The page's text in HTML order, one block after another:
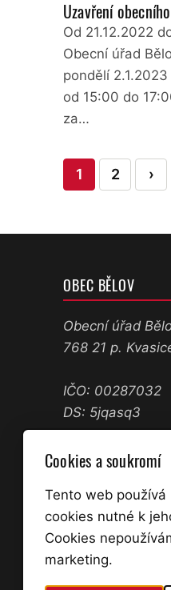
Uzavření
Od 21.12.2022
Obecní úřad
pondělí
od 15:00 do
za…
Stránkování
1 2 ›
OBEC BĚLOV
Obecní úřad
768 21 p.
IČO: 00287032
DS: 5jqasq3
602 645 361
ucetni@belov.cz
Úřední hodiny:
Po a St 14:00 –
Cookies a soukromí
Tento web používá
cookies nutné k
Cookies
marketing.